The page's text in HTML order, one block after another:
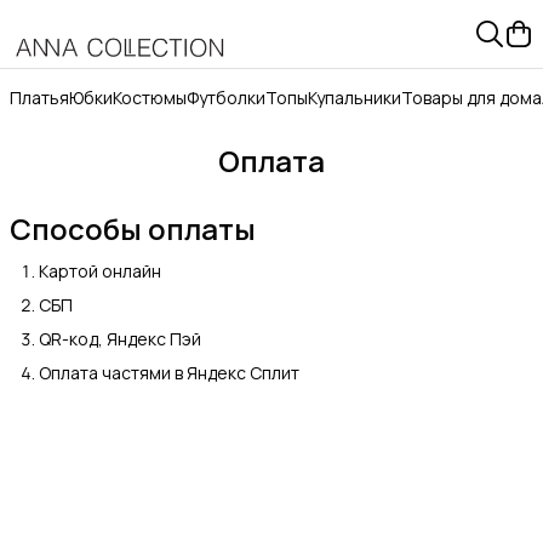
ПлатьяЮбкиКостюмыФутболкиТопыКупальникиТовары для дома
Оплата
Способы оплаты
Картой онлайн
СБП
QR-код, Яндекс Пэй
Оплата частями в Яндекс Сплит